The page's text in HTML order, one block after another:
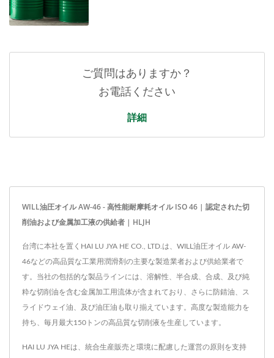
ご質問はありますか？
お電話ください
詳細
WILL油圧オイル AW-46 - 高性能耐摩耗オイル ISO 46 | 認定された切
削油および金属加工液の供給者 | HLJH
台湾に本社を置くHAI LU JYA HE CO., LTD.は、WILL油圧オイル AW-
46などの高品質な工業用潤滑剤の主要な製造業者および供給業者で
す。当社の包括的な製品ラインには、溶解性、半合成、合成、及び純
粋な切削油を含む金属加工用流体が含まれており、さらに防錆油、ス
ライドウェイ油、及び油圧油も取り揃えています。高度な製造能力を
持ち、毎月最大150トンの高品質な切削液を生産しています。
HAI LU JYA HEは、統合生産販売と環境に配慮した運営の原則を支持